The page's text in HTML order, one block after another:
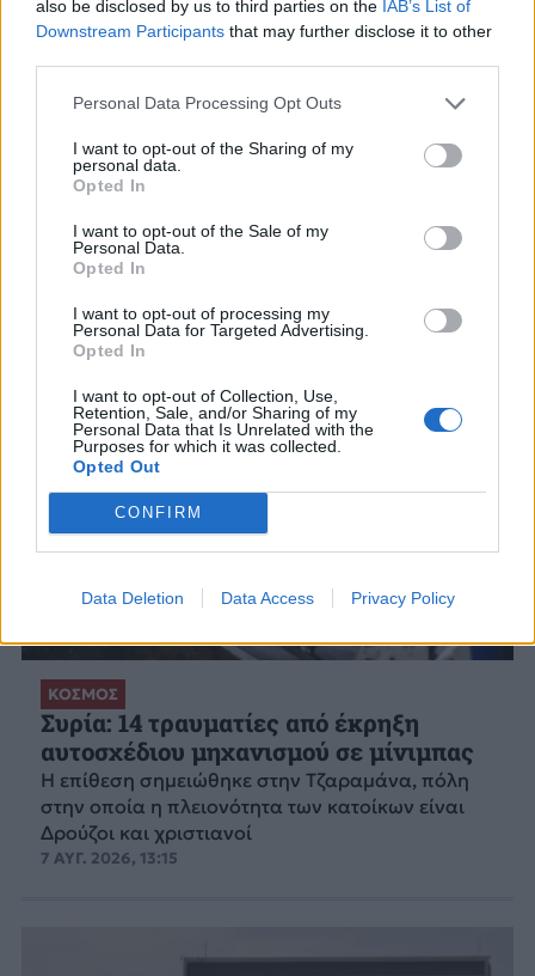
also be disclosed by us to third parties on the IAB’s List of
Downstream Participants that may further disclose it to other
Personal Data Processing Opt Outs
I want to opt-out of the Sharing of my
personal data.
Opted In
I want to opt-out of the Sale of my
Personal Data.
Opted In
I want to opt-out of processing my
Personal Data for Targeted Advertising.
Opted In
I want to opt-out of Collection, Use,
Retention, Sale, and/or Sharing of my
Personal Data that Is Unrelated with the
Purposes for which it was collected.
Opted Out
CONFIRM
Data Deletion Data Access Privacy Policy
ΣΧΕΤΙΚΑ ΑΡΘΡΑ
ΚΟΣΜΟΣ
Συρία: 14 τραυματίες από έκρηξη
αυτοσχέδιου μηχανισμού σε μίνιμπας
Η επίθεση σημειώθηκε στην Τζαραμάνα, πόλη
στην οποία η πλειονότητα των κατοίκων είναι
Δρούζοι και χριστιανοί
7 ΑΥΓ. 2026, 13:15